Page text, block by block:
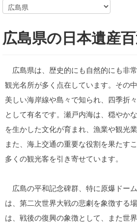
広島県の日本遺産
広島県は、歴史的にも自然的にも非常
観光名所が多く点在しています。その
美しい海岸線や島々で知られ、四季折
として有名です。瀬戸内海は、穏やか
を生かした文化が育まれ、漁業や観光
また、海上交通の重要な役割を果たす
多くの観光客を引き寄せています。
広島の平和記念碑群、特に原爆ドー
は、第二次世界大戦の悲劇を象徴する
は、戦後の復興の象徴として、また世